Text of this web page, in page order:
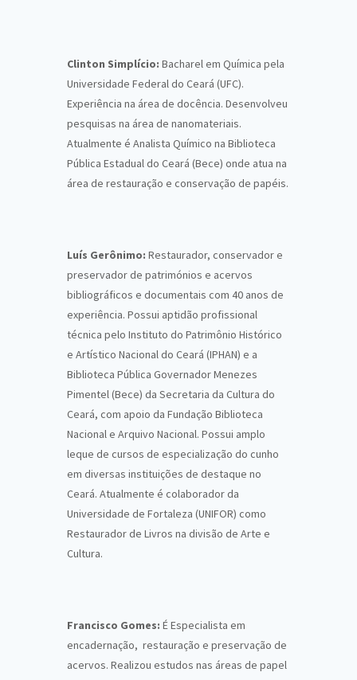
Clinton Simplício: Bacharel em Química pela
Universidade Federal do Ceará (UFC).
Experiência na área de docência. Desenvolveu
pesquisas na área de nanomateriais.
Atualmente é Analista Químico na Biblioteca
Pública Estadual do Ceará (Bece) onde atua na
área de restauração e conservação de papéis.
Luís Gerônimo: Restaurador, conservador e
preservador de patrimónios e acervos
bibliográficos e documentais com 40 anos de
experiência. Possui aptidão profissional
técnica pelo Instituto do Patrimônio Histórico
e Artístico Nacional do Ceará (IPHAN) e a
Biblioteca Pública Governador Menezes
Pimentel (Bece) da Secretaria da Cultura do
Ceará, com apoio da Fundação Biblioteca
Nacional e Arquivo Nacional. Possui amplo
leque de cursos de especialização do cunho
em diversas instituições de destaque no
Ceará. Atualmente é colaborador da
Universidade de Fortaleza (UNIFOR) como
Restaurador de Livros na divisão de Arte e
Cultura.
Francisco Gomes: É Especialista em
encadernação, restauração e preservação de
acervos. Realizou estudos nas áreas de papel